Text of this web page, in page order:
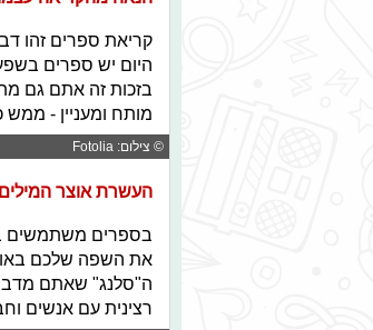
קריאת ספרים זהו
היום יש ספרים
בזכות זה אתם גם
מותח ומעניין -
© צילום: Fotolia
העשרת אוצר
בספרים משתמשים
את השפה שלכם
ה"סלנג" שאתם
רצינית עם אנשים